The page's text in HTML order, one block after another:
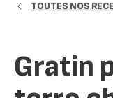
TOUTES NOS
Gratin